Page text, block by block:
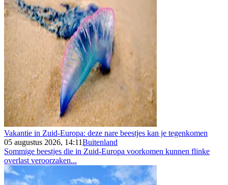
Vakantie in Zuid-Europa: deze nare beestjes kan je tegenkomen
05 augustus 2026, 14:11Buitenland
Sommige beestjes die in Zuid-Europa voorkomen kunnen flinke
overlast veroorzaken...